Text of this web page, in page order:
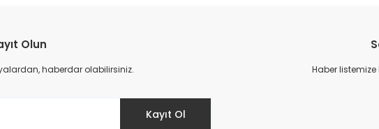
Olun
haberdar olabilirsiniz.
Kayıt Ol
Haber